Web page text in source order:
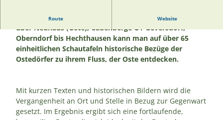
Route Website
Entlang der historischen Ostedeichroute von Belum
über Neuhaus (Oste), Cadenberge OT Geversdorf,
Oberndorf bis Hechthausen kann man auf über 65
einheitlichen Schautafeln historische Bezüge der
Ostedörfer zu ihrem Fluss, der Oste entdecken.
Mit kurzen Texten und historischen Bildern wird die
Vergangenheit an Ort und Stelle in Bezug zur Gegenwart
gesetzt. Im Ergebnis ergibt sich eine fortlaufende,